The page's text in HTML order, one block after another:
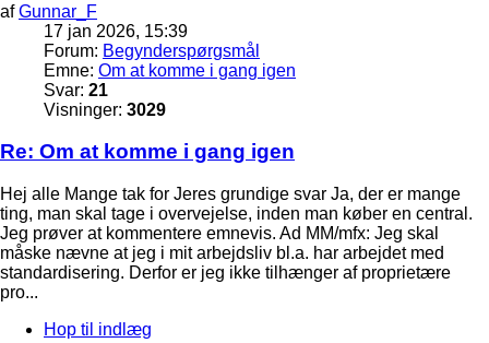
afGunnar_F
17 jan 2026, 15:39
Forum: Begynderspørgsmål
Emne: Om at komme i gang igen
Svar: 21
Visninger: 3029
Re: Om at komme i gang igen
Hej alle Mange tak for Jeres grundige svar Ja, der er mange
ting, man skal tage i overvejelse, inden man køber en central.
Jeg prøver at kommentere emnevis. Ad MM/mfx: Jeg skal
måske nævne at jeg i mit arbejdsliv bl.a. har arbejdet med
standardisering. Derfor er jeg ikke tilhænger af proprietære
pro...
Hop til indlæg